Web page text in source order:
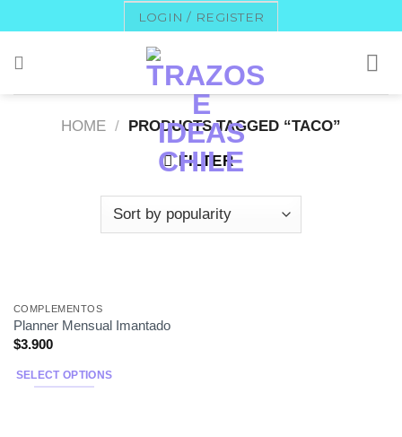
to
content
LOGIN / REGISTER
HOME / PRODUCTS TAGGED “TACO”
FILTER
COMPLEMENTOS
Planner Mensual Imantado
$3.900
SELECT OPTIONS